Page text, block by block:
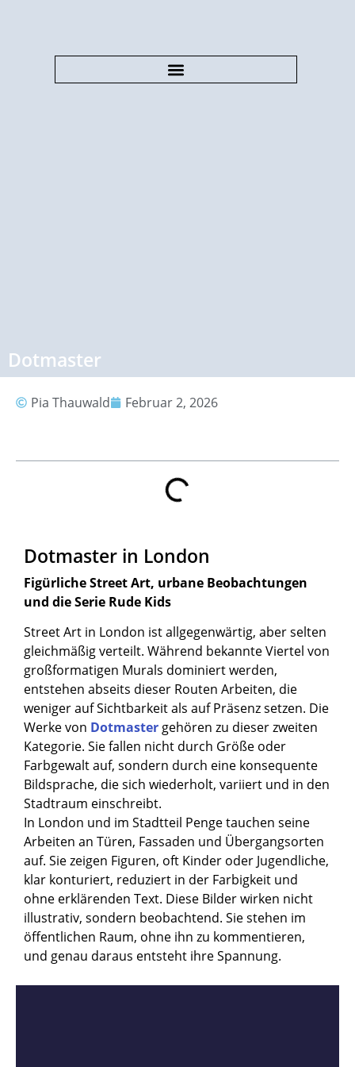
Dotmaster
Pia Thauwald Februar 2, 2026
Dotmaster in London
Figürliche Street Art, urbane Beobachtungen
und die Serie Rude Kids
Street Art in London ist allgegenwärtig, aber selten
gleichmäßig verteilt. Während bekannte Viertel von
großformatigen Murals dominiert werden,
entstehen abseits dieser Routen Arbeiten, die
weniger auf Sichtbarkeit als auf Präsenz setzen. Die
Werke von Dotmaster gehören zu dieser zweiten
Kategorie. Sie fallen nicht durch Größe oder
Farbgewalt auf, sondern durch eine konsequente
Bildsprache, die sich wiederholt, variiert und in den
Stadtraum einschreibt.
In London und im Stadtteil Penge tauchen seine
Arbeiten an Türen, Fassaden und Übergangsorten
auf. Sie zeigen Figuren, oft Kinder oder Jugendliche,
klar konturiert, reduziert in der Farbigkeit und
ohne erklärenden Text. Diese Bilder wirken nicht
illustrativ, sondern beobachtend. Sie stehen im
öffentlichen Raum, ohne ihn zu kommentieren,
und genau daraus entsteht ihre Spannung.